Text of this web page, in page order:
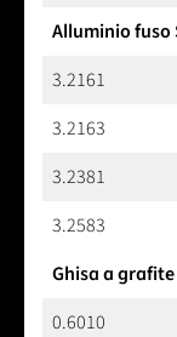
Alluminio fuso
3.2161
3.2163
3.2381
3.2583
Ghisa a
0.6010